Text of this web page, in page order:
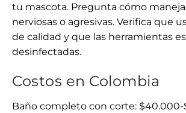
tu mascota. Pregunta cómo
nerviosas o agresivas. Verifica que
de calidad y que las herramientas
desinfectadas.
Costos en Colombia
Baño completo con corte: $40.000-